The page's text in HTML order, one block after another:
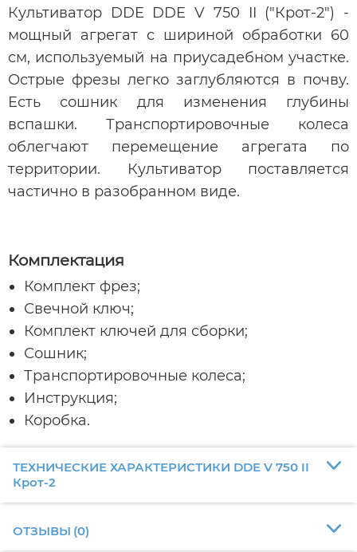
Культиватор DDE DDE V 750 II ("Крот-2")
-
мощный агрегат с шириной обработки 60
см, используемый на приусадебном участке.
Острые фрезы легко заглубляются в почву.
Есть сошник для изменения глубины
вспашки. Транспортировочные колеса
облегчают перемещение агрегата по
территории. Культиватор поставляется
частично в разобранном виде.
Комплектация
Комплект фрез;
Свечной ключ;
Комплект ключей для сборки;
Сошник;
Транспортировочные колеса;
Инструкция;
Коробка.
ТЕХНИЧЕСКИЕ ХАРАКТЕРИСТИКИ DDE V 750 II
Крот-2
ОТЗЫВЫ (0)